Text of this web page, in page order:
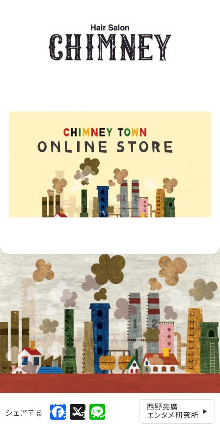
シェアする Facebook
X Line
西野亮廣
エンタメ研究所
会社概要
プライバシーポリシー